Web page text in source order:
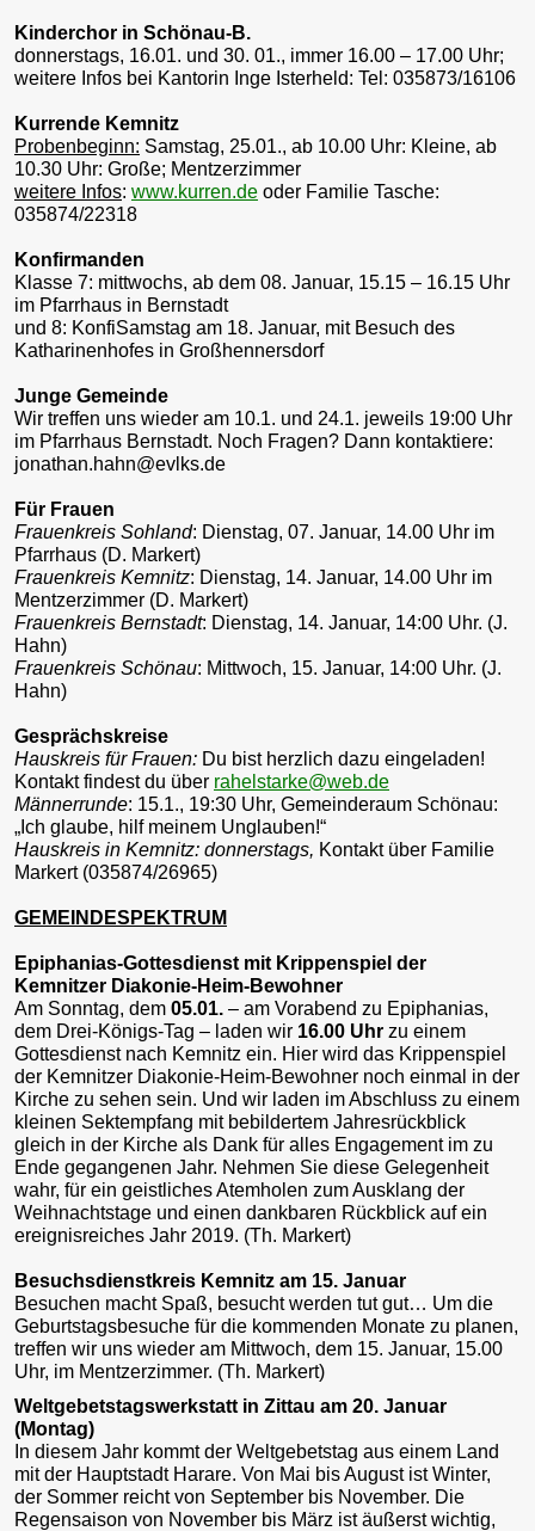
Kinderchor in Schönau-B.
donnerstags, 16.01. und 30. 01., immer 16.00 – 17.00 Uhr;
weitere Infos bei Kantorin Inge Isterheld: Tel: 035873/16106
Kurrende Kemnitz
Probenbeginn: Samstag, 25.01., ab 10.00 Uhr: Kleine, ab
10.30 Uhr: Große; Mentzerzimmer
weitere Infos: www.kurren.de oder Familie Tasche:
035874/22318
Konfirmanden
Klasse 7: mittwochs, ab dem 08. Januar, 15.15 – 16.15 Uhr
im Pfarrhaus in Bernstadt
und 8: KonfiSamstag am 18. Januar, mit Besuch des
Katharinenhofes in Großhennersdorf
Junge Gemeinde
Wir treffen uns wieder am 10.1. und 24.1. jeweils 19:00 Uhr
im Pfarrhaus Bernstadt. Noch Fragen? Dann kontaktiere:
jonathan.hahn@evlks.de
Für Frauen
Frauenkreis Sohland: Dienstag, 07. Januar, 14.00 Uhr im
Pfarrhaus (D. Markert)
Frauenkreis Kemnitz: Dienstag, 14. Januar, 14.00 Uhr im
Mentzerzimmer (D. Markert)
Frauenkreis Bernstadt: Dienstag, 14. Januar, 14:00 Uhr. (J.
Hahn)
Frauenkreis Schönau: Mittwoch, 15. Januar, 14:00 Uhr. (J.
Hahn)
Gesprächskreise
Hauskreis für Frauen: Du bist herzlich dazu eingeladen!
Kontakt findest du über rahelstarke@web.de
Männerrunde: 15.1., 19:30 Uhr, Gemeinderaum Schönau:
„Ich glaube, hilf meinem Unglauben!“
Hauskreis in Kemnitz: donnerstags, Kontakt über Familie
Markert (035874/26965)
GEMEINDESPEKTRUM
Epiphanias-Gottesdienst mit Krippenspiel der
Kemnitzer Diakonie-Heim-Bewohner
Am Sonntag, dem 05.01. – am Vorabend zu Epiphanias,
dem Drei-Königs-Tag – laden wir 16.00 Uhr zu einem
Gottesdienst nach Kemnitz ein. Hier wird das Krippenspiel
der Kemnitzer Diakonie-Heim-Bewohner noch einmal in der
Kirche zu sehen sein. Und wir laden im Abschluss zu einem
kleinen Sektempfang mit bebildertem Jahresrückblick
gleich in der Kirche als Dank für alles Engagement im zu
Ende gegangenen Jahr. Nehmen Sie diese Gelegenheit
wahr, für ein geistliches Atemholen zum Ausklang der
Weihnachtstage und einen dankbaren Rückblick auf ein
ereignisreiches Jahr 2019. (Th. Markert)
Besuchsdienstkreis Kemnitz am 15. Januar
Besuchen macht Spaß, besucht werden tut gut… Um die
Geburtstagsbesuche für die kommenden Monate zu planen,
treffen wir uns wieder am Mittwoch, dem 15. Januar, 15.00
Uhr, im Mentzerzimmer. (Th. Markert)
Weltgebetstagswerkstatt in Zittau am 20. Januar
(Montag)
In diesem Jahr kommt der Weltgebetstag aus einem Land
mit der Hauptstadt Harare. Von Mai bis August ist Winter,
der Sommer reicht von September bis November. Die
Regensaison von November bis März ist äußerst wichtig,